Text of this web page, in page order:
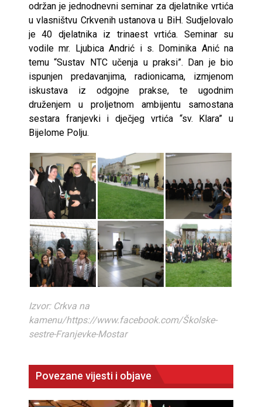
održan je jednodnevni seminar za djelatnike vrtića
u vlasništvu Crkvenih ustanova u BiH. Sudjelovalo
je 40 djelatnika iz trinaest vrtića. Seminar su
vodile mr. Ljubica Andrić i s. Dominika Anić na
temu “Sustav NTC učenja u praksi”. Dan je bio
ispunjen predavanjima, radionicama, izmjenom
iskustava iz odgojne prakse, te ugodnim
druženjem u proljetnom ambijentu samostana
sestara franjevki i dječjeg vrtića “sv. Klara” u
Bijelome Polju.
Izvor: Crkva na
kamenu/https://www.facebook.com/Školske-
sestre-Franjevke-Mostar
Povezane vijesti i objave